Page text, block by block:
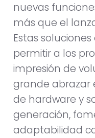
nuevas
más que el
Estas
permitir a los
impresión de
grande abrazar
de hardware y
generación,
adaptabilidad